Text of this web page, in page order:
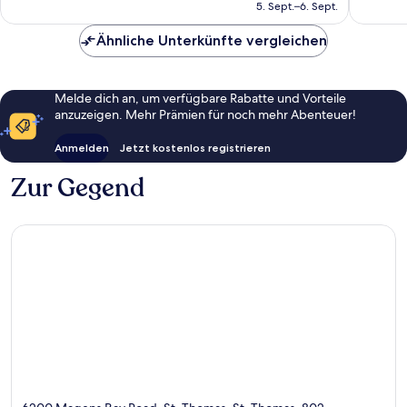
5. Sept.–6. Sept.
Ähnliche Unterkünfte vergleichen
Melde dich an, um verfügbare Rabatte und Vorteile
anzuzeigen. Mehr Prämien für noch mehr Abenteuer!
Anmelden Jetzt kostenlos registrieren
Zur Gegend